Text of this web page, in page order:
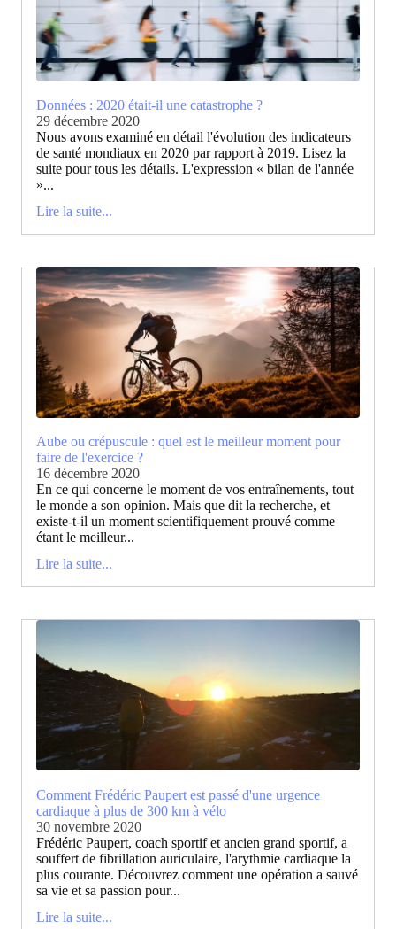
Données : 2020 était-il une catastrophe ?
29 décembre 2020
Nous avons examiné en détail l'évolution des indicateurs
de santé mondiaux en 2020 par rapport à 2019. Lisez la
suite pour tous les détails. L'expression « bilan de l'année
»...
Lire la suite...
Aube ou crépuscule : quel est le meilleur moment pour
faire de l'exercice ?
16 décembre 2020
En ce qui concerne le moment de vos entraînements, tout
le monde a son opinion. Mais que dit la recherche, et
existe-t-il un moment scientifiquement prouvé comme
étant le meilleur...
Lire la suite...
Comment Frédéric Paupert est passé d'une urgence
cardiaque à plus de 300 km à vélo
30 novembre 2020
Frédéric Paupert, coach sportif et ancien grand sportif, a
souffert de fibrillation auriculaire, l'arythmie cardiaque la
plus courante. Découvrez comment une opération a sauvé
sa vie et sa passion pour...
Lire la suite...